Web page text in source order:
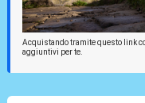
Acquistando tramite questo link
aggiuntivi per te.